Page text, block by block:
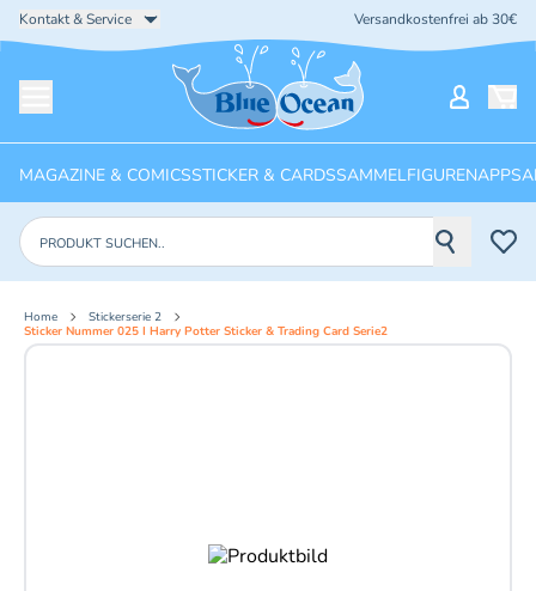
Kontakt & Service Versandkostenfrei ab 30€
Startseite
MAGAZINE & COMICSSTICKER & CARDSSAMMELFIGURENAPPS
Produkte suchen
Home
Stickerserie 2
Sticker Nummer 025 I Harry Potter Sticker & Trading Card Serie2